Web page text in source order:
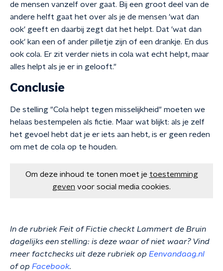
de mensen vanzelf over gaat. Bij een groot deel van de
andere helft gaat het over als je de mensen 'wat dan
ook' geeft en daarbij zegt dat het helpt. Dat 'wat dan
ook' kan een of ander pilletje zijn of een drankje. En dus
ook cola. Er zit verder niets in cola wat echt helpt, maar
alles helpt als je er in gelooft."
Conclusie
De stelling "Cola helpt tegen misselijkheid" moeten we
helaas bestempelen als fictie. Maar wat blijkt: als je zelf
het gevoel hebt dat je er iets aan hebt, is er geen reden
om met de cola op te houden.
Om deze inhoud te tonen moet je toestemming
geven voor social media cookies.
In de rubriek Feit of Fictie checkt Lammert de Bruin
dagelijks een stelling: is deze waar of niet waar? Vind
meer factchecks uit deze rubriek op Eenvandaag.nl
of op Facebook.